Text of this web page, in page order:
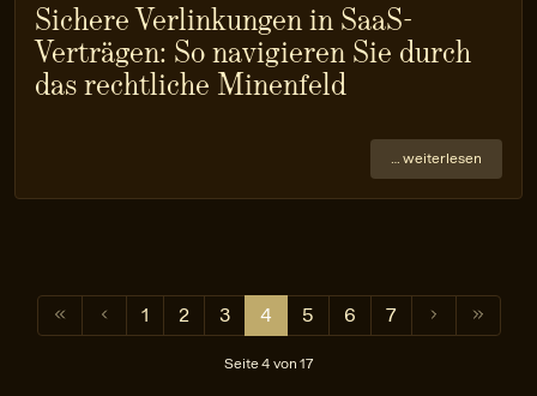
Sichere Verlinkungen in SaaS-
Verträgen: So navigieren Sie durch
das rechtliche Minenfeld
… weiterlesen
1 2 3 4 5 6 7
Seite 4 von 17